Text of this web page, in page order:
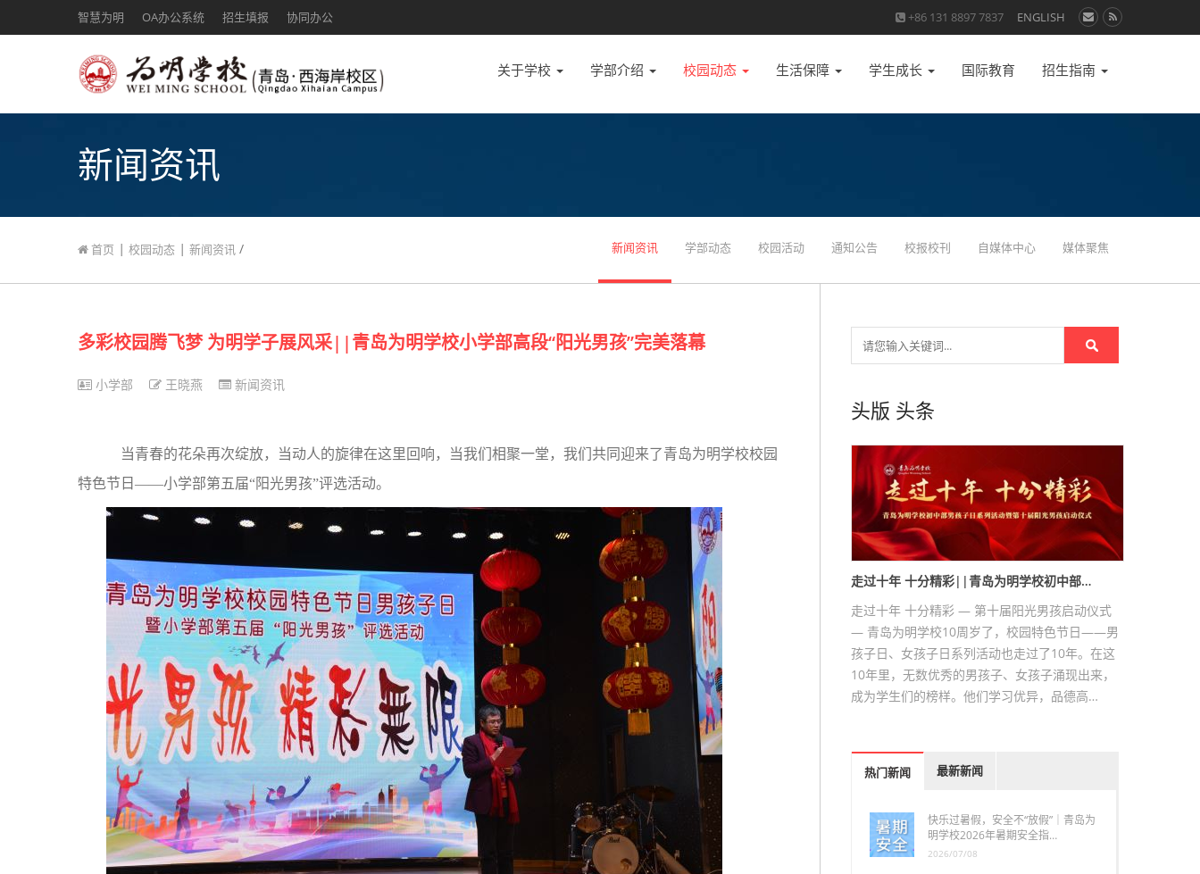
智慧为明 OA办公系统 招生填报 协同办公 +86 131 8897 7837 ENGLISH
关于学校 学部介绍 校园动态 生活保障 学生成长 国际教育 招生指南
新闻资讯
首页 | 校园动态 | 新闻资讯 / 新闻资讯 学部动态 校园活动 通知公告 校报校刊 自媒体中心 媒体聚焦
多彩校园腾飞梦 为明学子展风采||青岛为明学校小学部高段“阳光男孩”完美落幕
小学部 王晓燕 新闻资讯
当青春的花朵再次绽放，当动人的旋律在这里回响，当我们相聚一堂，我们共同迎来了青岛为明学校校园
特色节日——小学部第五届“阳光男孩”评选活动。
头版 头条
走过十年 十分精彩||青岛为明学校初中部…
走过十年 十分精彩 — 第十届阳光男孩启动仪式
— 青岛为明学校10周岁了，校园特色节日——男
孩子日、女孩子日系列活动也走过了10年。在这
10年里，无数优秀的男孩子、女孩子涌现出来，
成为学生们的榜样。他们学习优异，品德高…
热门新闻 最新新闻
快乐过暑假，安全不“放假”｜青岛为
明学校2026年暑期安全指…
2026/07/08